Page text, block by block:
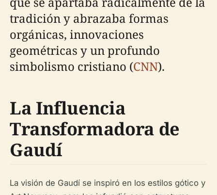
tradición y abrazaba formas
orgánicas, innovaciones
geométricas y un profundo
simbolismo cristiano (CNN).
La Influencia
Transformadora de
Gaudí
La visión de Gaudí se inspiró en los estilos gótico y